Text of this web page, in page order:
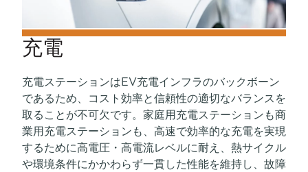
充電
充電ステーションはEV充電インフラのバックボーン
であるため、コスト効率と信頼性の適切なバランスを
取ることが不可欠です。家庭用充電ステーションも商
業用充電ステーションも、高速で効率的な充電を実現
するために高電圧・高電流レベルに耐え、熱サイクル
や環境条件にかかわらず一貫した性能を維持し、故障